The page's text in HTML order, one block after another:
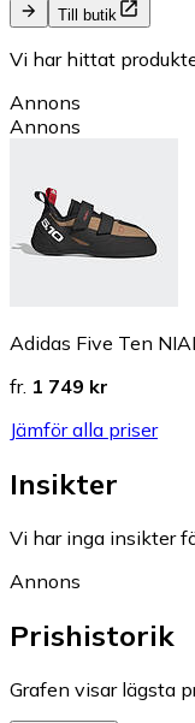
Till butik
Vi har hittat
Annons
Annons
Adidas Five Ten
fr. 1 749 kr
Jämför alla priser
Insikter
Vi har inga insikter
Annons
Prishistorik
Grafen visar lägsta